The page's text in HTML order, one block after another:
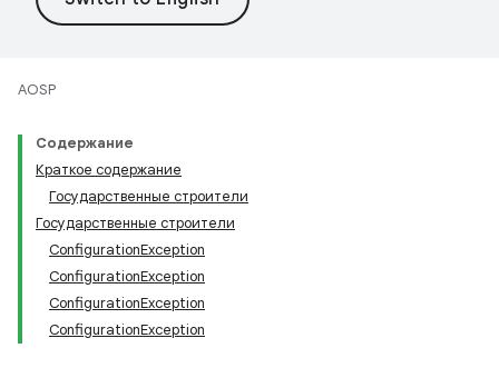
AOSP
Содержание
Краткое содержание
Государственные строители
Государственные строители
ConfigurationException
ConfigurationException
ConfigurationException
ConfigurationException